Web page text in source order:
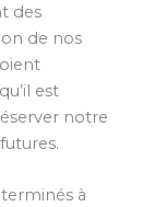
des
de nos
est
notre
à